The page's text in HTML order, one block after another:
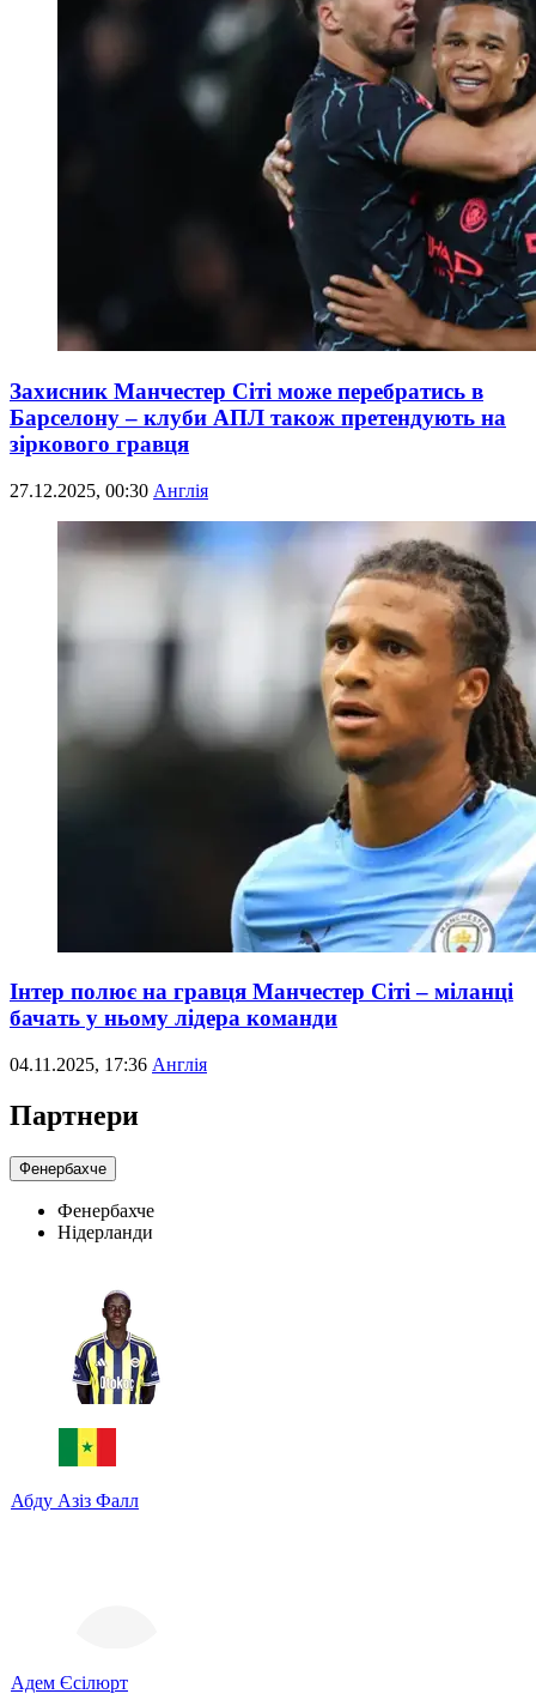
Захисник Манчестер Сіті може перебратись в
Барселону – клуби АПЛ також претендують на
зіркового гравця
27.12.2025, 00:30 Англія
Інтер полює на гравця Манчестер Сіті – міланці
бачать у ньому лідера команди
04.11.2025, 17:36 Англія
Партнери
Фенербахче
Фенербахче
Нідерланди
Абду Азіз Фалл
Адем Єсілюрт